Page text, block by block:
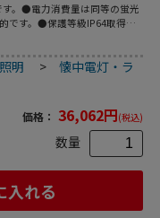
。●電力消費量は同等の蛍光
です。●保護等級IP64取得、
現場での使用を前提としたタ
す。●明るさ(lm)：2200●コー
～200●消費電力(W)：16●
幅：1400●本体寸法(mm)
：65●標準消費電力料金：
るさ：2200lm●全長(m)：
防水等級：IP64
照明 >懐中電灯・ラ
価格： 36,062円(税込)
数量
入れる